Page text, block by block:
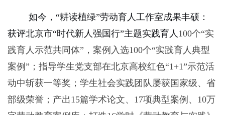
如今，“耕读植绿”劳动育人工作室成果丰硕：
获评北京市“时代新人强国行”主题实践育人 100个“实
践育人示范共同体”，案例入选100个“实践育人典型
案例”；指导学生党支部在北京高校红色“1+1”示范活
动中斩获一等奖；学生社会实践团队屡获国家级、省
部级荣誉；产出15篇学术论文、 17项典型案例、 10万